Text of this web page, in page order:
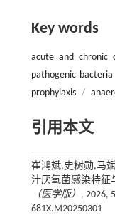
Key words
acute and chronic
pathogenic bacteria
prophylaxis /
引用本文
崔鸿斌,史树勋,马
汁厌氧菌感染特征
（医学版） , 2026,
681X.M20250301